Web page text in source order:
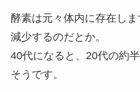
酵素は元々体内に存在し
減少するのだとか。
40代になると、20代の約
そうです。